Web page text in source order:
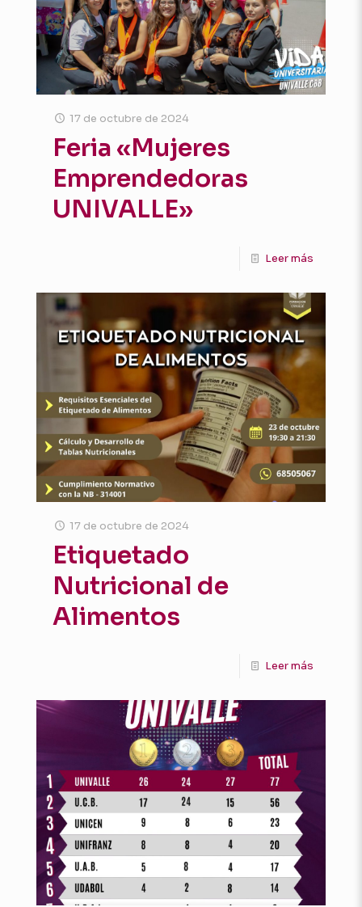
17 de octubre de 2024
Feria «Mujeres
Emprendedoras
UNIVALLE»
Leer más
17 de octubre de 2024
Etiquetado
Nutricional de
Alimentos
Leer más